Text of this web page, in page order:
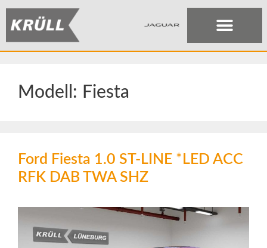
Modell: Fiesta
Ford Fiesta 1.0 ST-LINE *LED ACC
RFK DAB TWA SHZ